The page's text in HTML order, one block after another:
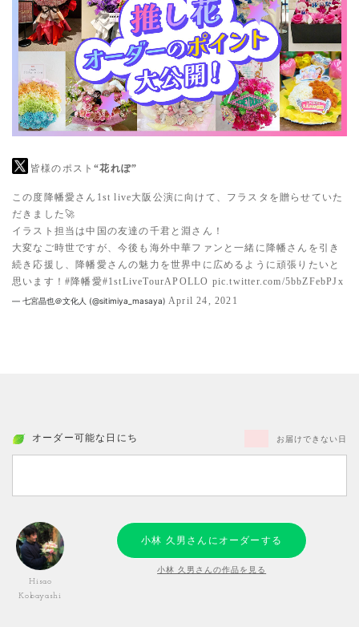
皆様のポスト“花れぽ”
この度降幡愛さん1st live大阪公演に向けて、フラスタを贈らせていた
だきました🚀
イラスト担当は中国の友達の千君と淵さん！
大変なご時世ですが、今後も海外中華ファンと一緒に降幡さんを引き
続き応援し、降幡愛さんの魅力を世界中に広めるように頑張りたいと
思います！ #降幡愛#1stLiveTourAPOLLO pic.twitter.com/5bbZFebPJx
— 七宮晶也＠文化人 (@sitimiya_masaya) April 24, 2021
オーダー可能な日にち お届けできない日
Hisao
Kobayashi
小林 久男さんにオーダーする
小林 久男さんの作品を見る